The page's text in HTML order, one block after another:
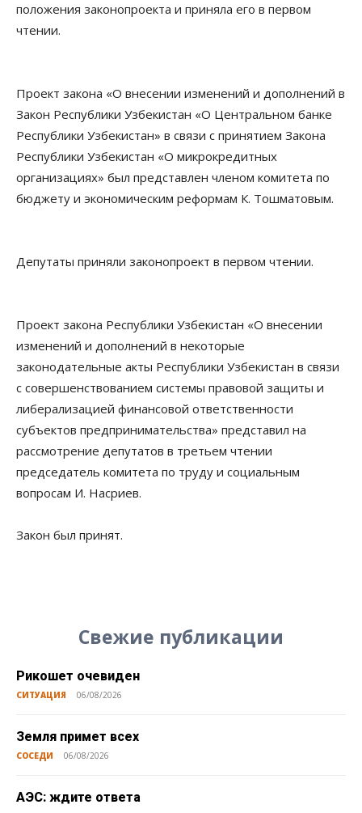
положения законопроекта и приняла его в первом
чтении.
Проект закона «О внесении изменений и дополнений в
Закон Республики Узбекистан «О Центральном банке
Республики Узбекистан» в связи с принятием Закона
Республики Узбекистан «О микрокредитных
организациях» был представлен членом комитета по
бюджету и экономическим реформам К. Тошматовым.
Депутаты приняли законопроект в первом чтении.
Проект закона Республики Узбекистан «О внесении
изменений и дополнений в некоторые
законодательные акты Республики Узбекистан в связи
с совершенствованием системы правовой защиты и
либерализацией финансовой ответственности
субъектов предпринимательства» представил на
рассмотрение депутатов в третьем чтении
председатель комитета по труду и социальным
вопросам И. Насриев.
Закон был принят.
Свежие публикации
Рикошет очевиден
СИТУАЦИЯ 06/08/2026
Земля примет всех
СОСЕДИ 06/08/2026
АЭС: ждите ответа